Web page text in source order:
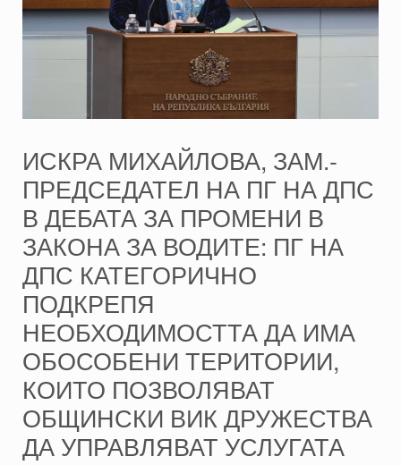
ИСКРА МИХАЙЛОВА, ЗАМ.-
ПРЕДСЕДАТЕЛ НА ПГ НА ДПС
В ДЕБАТА ЗА ПРОМЕНИ В
ЗАКОНА ЗА ВОДИТЕ: ПГ НА
ДПС КАТЕГОРИЧНО
ПОДКРЕПЯ
НЕОБХОДИМОСТТА ДА ИМА
ОБОСОБЕНИ ТЕРИТОРИИ,
КОИТО ПОЗВОЛЯВАТ
ОБЩИНСКИ ВИК ДРУЖЕСТВА
ДА УПРАВЛЯВАТ УСЛУГАТА